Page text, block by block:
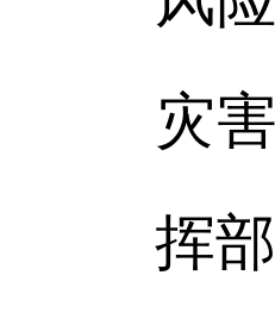
灾
挥